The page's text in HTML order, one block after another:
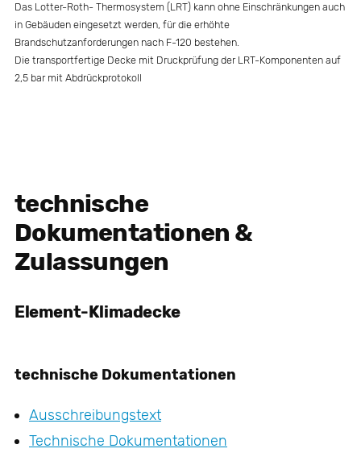
Das Lotter-Roth- Thermosystem (LRT) kann ohne Einschränkungen auch
in Gebäuden eingesetzt werden, für die erhöhte
Brandschutzanforderungen nach F-120 bestehen.
Die transportfertige Decke mit Druckprüfung der LRT-Komponenten auf
2,5 bar mit Abdrückprotokoll
technische
Dokumentationen &
Zulassungen
Element-Klimadecke
technische Dokumentationen
Ausschreibungstext
Technische Dokumentationen